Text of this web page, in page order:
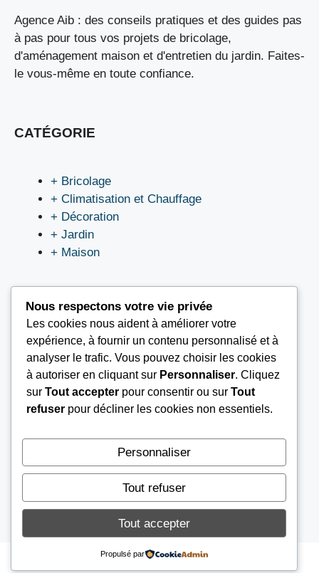
Agence Aib : des conseils pratiques et des guides pas
à pas pour tous vos projets de bricolage,
d'aménagement maison et d'entretien du jardin. Faites-
le vous-même en toute confiance.
CATÉGORIE
+ Bricolage
+ Climatisation et Chauffage
+ Décoration
+ Jardin
+ Maison
LIEN UTILES
Nous contacter
Mentions légales
À propos
© 2026AGENCE AIB
Nous respectons votre vie privée
Les cookies nous aident à améliorer votre
expérience, à fournir un contenu personnalisé et à
analyser le trafic. Vous pouvez choisir les cookies
à autoriser en cliquant sur Personnaliser. Cliquez
sur Tout accepter pour consentir ou sur Tout
refuser pour décliner les cookies non essentiels.
Personnaliser
Tout refuser
Tout accepter
Propulsé par